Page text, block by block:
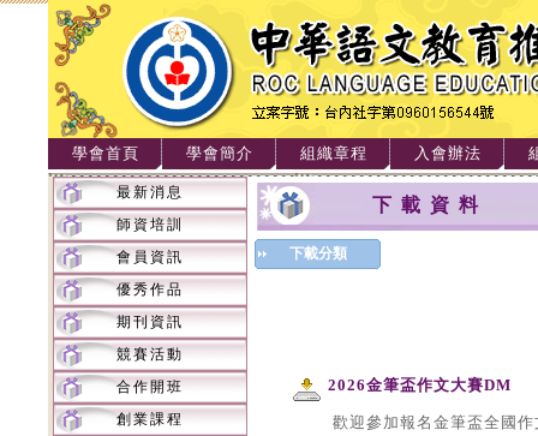
學會首頁 學會簡介 組織章程 入會辦法
最新消息
師資培訓
會員資訊
優秀作品
期刊資訊
競賽活動
合作開班
創業課程
下載資料
下載分類
2026金筆盃作文大賽DM
歡迎參加報名金筆盃全國